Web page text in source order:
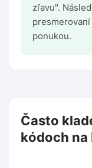
zľavu".
ponukou.
Často
kódoch na